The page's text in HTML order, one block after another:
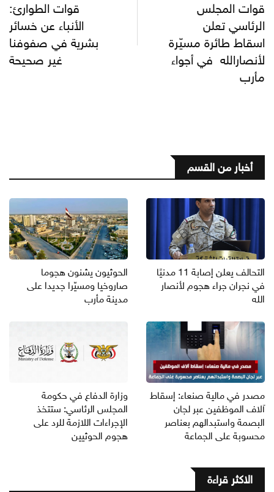
قوات المجلس
الرئاسي تعلن
اسقاط طائرة مسيّرة
لأنصارالله في أجواء
مأرب
قوات الطوارئ:
الأنباء عن خسائر
بشرية في صفوفنا
غير صحيحة
أخبار من القسم
التحالف يعلن إصابة 11 مدنيًا
في نجران جراء هجوم لأنصار
الله
الحوثيون يشنون هجوما
صاروخيا ومسيّرا جديدا على
مدينة مأرب
مصدر في مالية صنعاء: إسقاط
آلاف الموظفين عبر لجان
البصمة واستبدالهم بعناصر
محسوبة على الجماعة
وزارة الدفاع في حكومة
المجلس الرئاسي: ستتخذ
الإجراءات اللازمة للرد على
هجوم الحوثيين
الاكثر قراءة